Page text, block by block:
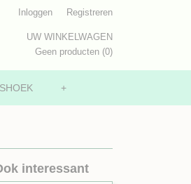
Inloggen Registreren
UW WINKELWAGEN
Geen producten (0)
+
interessant